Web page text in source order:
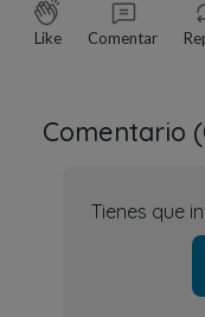
Like Comentar
Comentario (
Tienes que